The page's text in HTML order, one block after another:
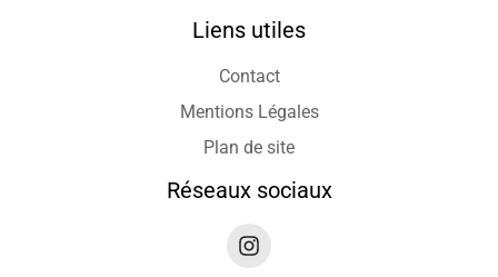
Liens utiles
Contact
Mentions Légales
Plan de site
Réseaux sociaux